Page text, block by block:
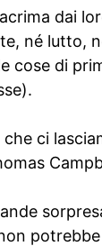
dai
né lutto,
cose di
ci
potrebbe